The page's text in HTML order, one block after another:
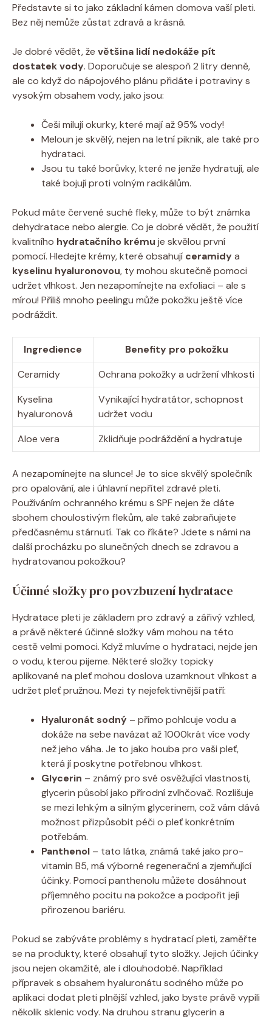
Představte si to jako základní kámen domova vaší pleti.
Bez něj nemůže zůstat zdravá a krásná.
Je dobré vědět, že většina lidí nedokáže pít
dostatek vody. Doporučuje se alespoň 2 litry denně,
ale co když do nápojového plánu přidáte i potraviny s
vysokým obsahem vody, jako jsou:
Češi milují okurky, které mají až 95% vody!
Meloun je skvělý, nejen na letní piknik, ale také pro
hydrataci.
Jsou tu také borůvky, které ne jenže hydratují, ale
také bojují proti volným radikálům.
Pokud máte červené suché fleky, může to být známka
dehydratace nebo alergie. Co je dobré vědět, že použití
kvalitního hydratačního krému je skvělou první
pomocí. Hledejte krémy, které obsahují ceramidya
kyselinu hyaluronovou, ty mohou skutečně pomoci
udržet vlhkost. Jen nezapomínejte na exfoliaci – ale s
mírou! Příliš mnoho peelingu může pokožku ještě více
podráždit.
Ingredience
Benefity pro pokožku
Ceramidy
Ochrana pokožky a udržení vlhkosti
Kyselina
hyaluronová
Vynikající hydratátor, schopnost
udržet vodu
Aloe vera
Zklidňuje podráždění a hydratuje
A nezapomínejte na slunce! Je to sice skvělý společník
pro opalování, ale i úhlavní nepřítel zdravé pleti.
Používáním ochranného krému s SPF nejen že dáte
sbohem choulostivým flekům, ale také zabraňujete
předčasnému stárnutí. Tak co říkáte? Jdete s námi na
další procházku po slunečných dnech se zdravou a
hydratovanou pokožkou?
Účinné složky pro povzbuzení hydratace
Hydratace pleti je základem pro zdravý a zářivý vzhled,
a právě některé účinné složky vám mohou na této
cestě velmi pomoci. Když mluvíme o hydrataci, nejde jen
o vodu, kterou pijeme. Některé složky topicky
aplikované na pleť mohou doslova uzamknout vlhkost a
udržet pleť pružnou. Mezi ty nejefektivnější patří:
Hyaluronát sodný – přímo pohlcuje vodu a
dokáže na sebe navázat až 1000krát více vody
než jeho váha. Je to jako houba pro vaši pleť,
která jí poskytne potřebnou vlhkost.
Glycerin – známý pro své osvěžující vlastnosti,
glycerin působí jako přírodní zvlhčovač. Rozlišuje
se mezi lehkým a silným glycerinem, což vám dává
možnost přizpůsobit péči o pleť konkrétním
potřebám.
Panthenol – tato látka, známá také jako pro-
vitamin B5, má výborné regenerační a zjemňující
účinky. Pomocí panthenolu můžete dosáhnout
příjemného pocitu na pokožce a podpořit její
přirozenou bariéru.
Pokud se zabýváte problémy s hydratací pleti, zaměřte
se na produkty, které obsahují tyto složky. Jejich účinky
jsou nejen okamžité, ale i dlouhodobé. Například
přípravek s obsahem hyaluronátu sodného může po
aplikaci dodat pleti plnější vzhled, jako byste právě vypili
několik sklenic vody. Na druhou stranu glycerin a